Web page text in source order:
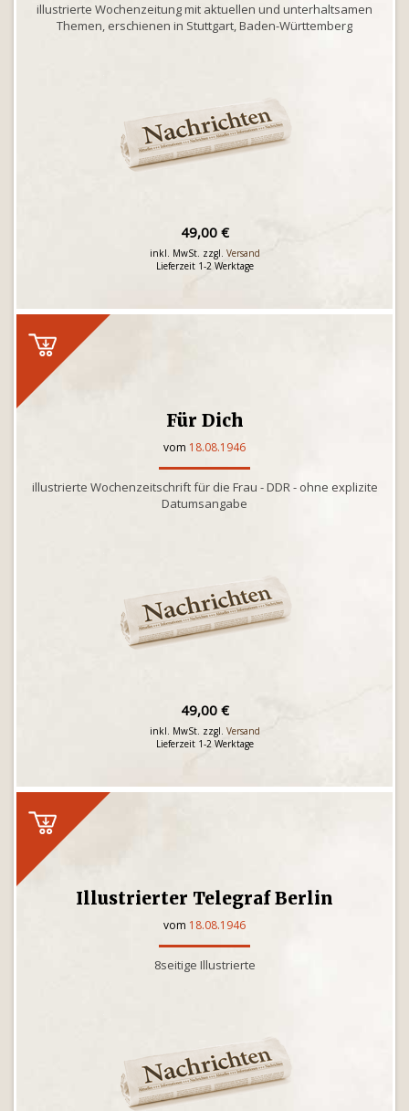
illustrierte Wochenzeitung mit aktuellen und unterhaltsamen
Themen, erschienen in Stuttgart, Baden-Württemberg
49,00 €
inkl. MwSt. zzgl. Versand
Lieferzeit 1-2 Werktage
Für Dich
vom 18.08.1946
illustrierte Wochenzeitschrift für die Frau - DDR - ohne explizite
Datumsangabe
49,00 €
inkl. MwSt. zzgl. Versand
Lieferzeit 1-2 Werktage
Illustrierter Telegraf Berlin
vom 18.08.1946
8seitige Illustrierte